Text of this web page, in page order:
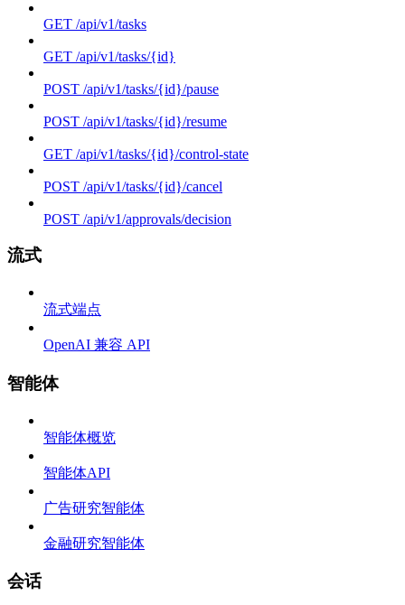
GET /api/v1/tasks
GET /api/v1/tasks/{id}
POST /api/v1/tasks/{id}/pause
POST /api/v1/tasks/{id}/resume
GET /api/v1/tasks/{id}/control-state
POST /api/v1/tasks/{id}/cancel
POST /api/v1/approvals/decision
流式
流式端点
OpenAI 兼容 API
智能体
智能体概览
智能体API
广告研究智能体
金融研究智能体
会话